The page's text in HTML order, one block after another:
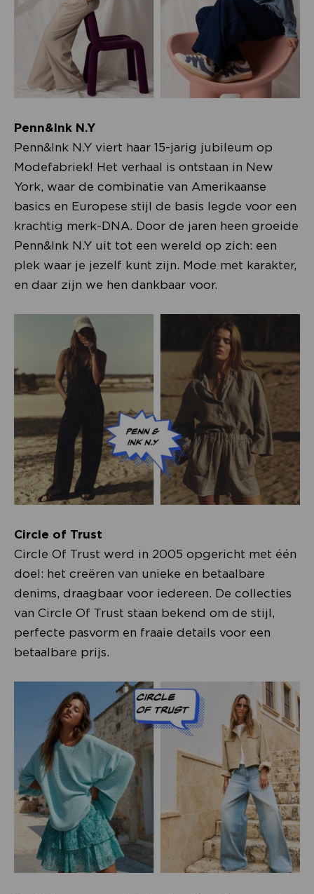
Penn&Ink N.Y
Penn&Ink N.Y viert haar 15-jarig jubileum op
Modefabriek! Het verhaal is ontstaan in New
York, waar de combinatie van Amerikaanse
basics en Europese stijl de basis legde voor een
krachtig merk-DNA. Door de jaren heen groeide
Penn&Ink N.Y uit tot een wereld op zich: een
plek waar je jezelf kunt zijn. Mode met karakter,
en daar zijn we hen dankbaar voor.
Circle of Trust
Circle Of Trust werd in 2005 opgericht met één
doel: het creëren van unieke en betaalbare
denims, draagbaar voor iedereen. De collecties
van Circle Of Trust staan bekend om de stijl,
perfecte pasvorm en fraaie details voor een
betaalbare prijs.